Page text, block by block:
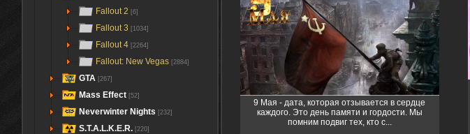
Fallout 2 [6]
Fallout 3 [1034]
Fallout 4 [2264]
Fallout: New Vegas [2884]
GTA [267]
Mass Effect [52]
Neverwinter Nights [232]
S.T.A.L.K.E.R. [220]
9 Мая - дата, которая отзывается в сердце
каждого. Это день памяти и гордости. Мы
помним подвиг тех, кто с...